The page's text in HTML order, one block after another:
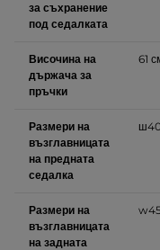
за съхранение
под седалката
Височина на
държача за
пръчки
61
Размери на
възглавницата
на предната
седалка
Размери на
възглавницата
на задната